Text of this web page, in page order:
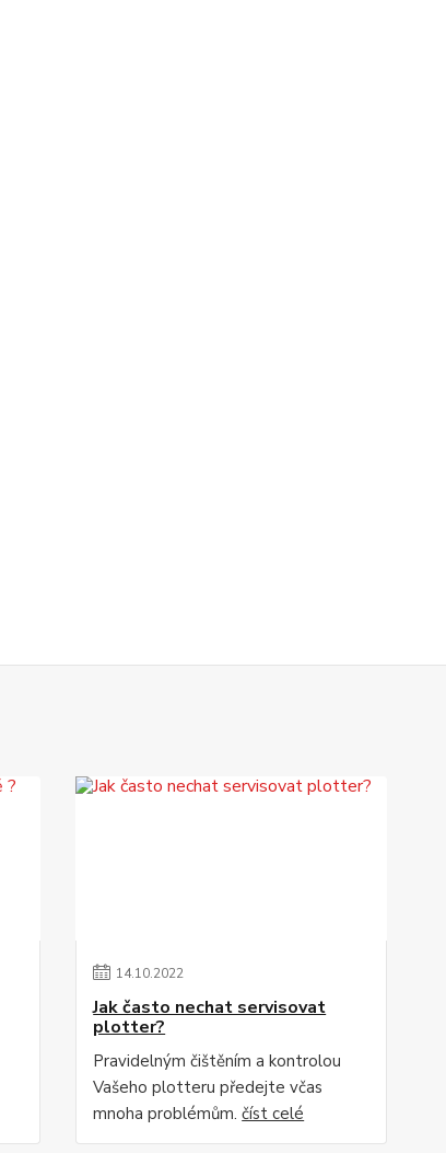
14.10.2022
Jak často nechat servisovat
plotter?
Pravidelným čištěním a kontrolou
Vašeho plotteru předejte včas
mnoha problémům.číst celé